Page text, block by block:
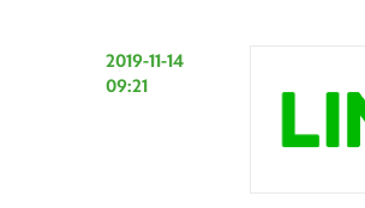
2019-11-14
09:21